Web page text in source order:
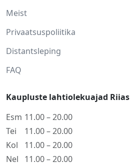
Meist
Privaatsuspoliitika
Distantsleping
FAQ
Kaupluste lahtiolekuajad Riias
Esm 11.00 – 20.00
Tei
11.00 – 20.00
Kol
11.00 – 20.00
Nel
11.00 – 20.00